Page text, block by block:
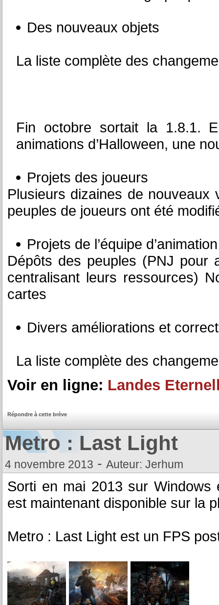
Des nouveaux objets
La liste complète des
Fin octobre sortait la 1.8.1.
animations d’Halloween, une
Projets des joueurs
Plusieurs dizaines de
peuples de joueurs ont été
Projets de l’équipe d’animation
Dépôts des peuples (PNJ pour
centralisant leurs ressources)
cartes
Divers améliorations et
La liste complète des
Voir en ligne: Landes
Répondre à cette brève
Metro : Last Light
4 novembre 2013 - Auteur: Jerhum
Sorti en mai 2013 sur
est maintenant disponible sur la
Metro : Last Light est un FPS